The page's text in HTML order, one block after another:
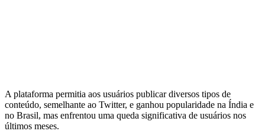
A plataforma permitia aos usuários publicar diversos tipos de
conteúdo, semelhante ao Twitter, e ganhou popularidade na Índia e
no Brasil, mas enfrentou uma queda significativa de usuários nos
últimos meses.